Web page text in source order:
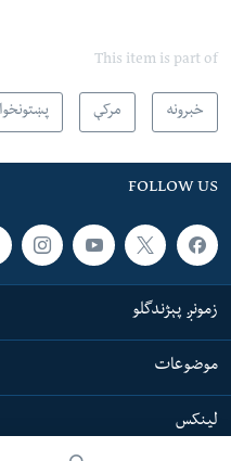
This item is part of
خبرونه مرکې پښتونخوا
FOLLOW US
زمونږ پېژندگلو
موضوعات
لینکس